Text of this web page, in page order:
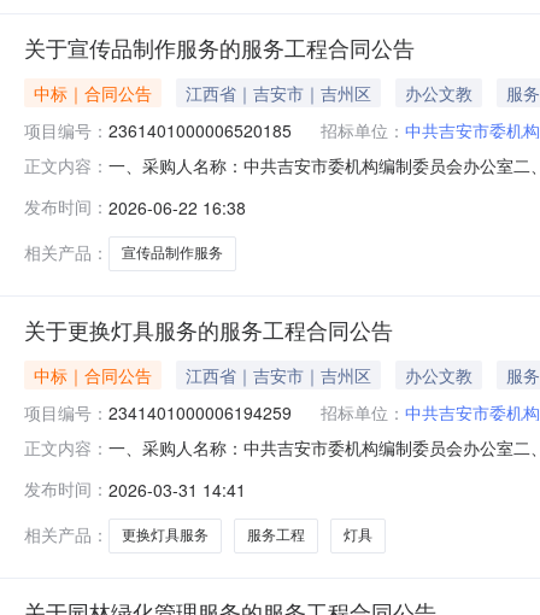
关于宣传品制作服务的服务工程合同公告
中标｜合同公告 江西省｜吉安市｜吉州区 办公文教
服务
项目编号： 2361401000006520185 招标单位： 中共吉安市委机
正文内容： 一、采购人名称：中共吉安市委机构编制委员会办公室
务要求或标的基本概况：七、其它事项：无八、联系方
发布时间： 2026-06-22 16:38
相关产品：
宣传品制作服务
关于更换灯具服务的服务工程合同公告
中标｜合同公告 江西省｜吉安市｜吉州区 办公文教
服务
项目编号： 2341401000006194259 招标单位： 中共吉安市委机
正文内容： 一、采购人名称：中共吉安市委机构编制委员会办公室
他零售服务件1.00424424服务要求或标的基本概况：七
发布时间： 2026-03-31 14:41
相关产品：
更换灯具服务 服务工程 灯具